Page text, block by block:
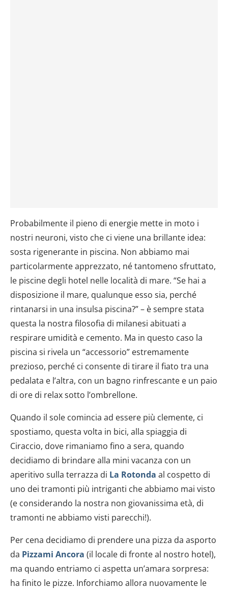
Probabilmente il pieno di energie mette in moto i
nostri neuroni, visto che ci viene una brillante idea:
sosta rigenerante in piscina. Non abbiamo mai
particolarmente apprezzato, né tantomeno sfruttato,
le piscine degli hotel nelle località di mare. “Se hai a
disposizione il mare, qualunque esso sia, perché
rintanarsi in una insulsa piscina?” – è sempre stata
questa la nostra filosofia di milanesi abituati a
respirare umidità e cemento. Ma in questo caso la
piscina si rivela un “accessorio” estremamente
prezioso, perché ci consente di tirare il fiato tra una
pedalata e l’altra, con un bagno rinfrescante e un paio
di ore di relax sotto l’ombrellone.
Quando il sole comincia ad essere più clemente, ci
spostiamo, questa volta in bici, alla spiaggia di
Ciraccio, dove rimaniamo fino a sera, quando
decidiamo di brindare alla mini vacanza con un
aperitivo sulla terrazza di La Rotonda al cospetto di
uno dei tramonti più intriganti che abbiamo mai visto
(e considerando la nostra non giovanissima età, di
tramonti ne abbiamo visti parecchi!).
Per cena decidiamo di prendere una pizza da asporto
da Pizzami Ancora (il locale di fronte al nostro hotel),
ma quando entriamo ci aspetta un’amara sorpresa:
ha finito le pizze. Inforchiamo allora nuovamente le